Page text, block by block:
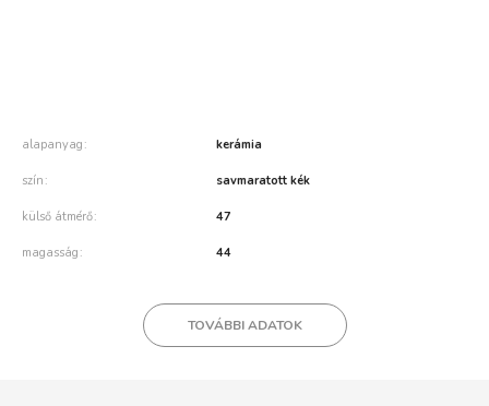
alapanyag kerámia
szín savmaratott kék
külső átmérő 47
magasság 44
TOVÁBBI ADATOK